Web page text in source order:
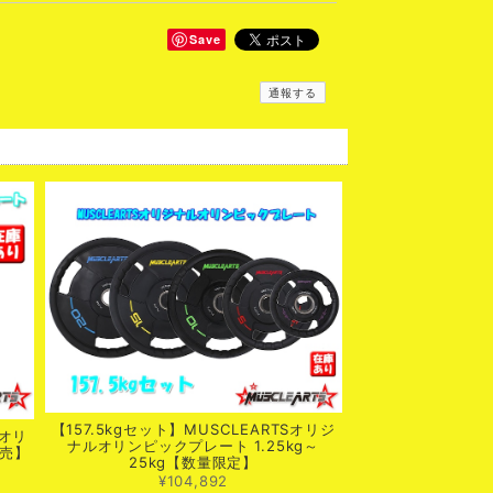
Save
通報する
リ
】
【157.5kgセット】MUSCLEARTSオリジ
ナルオリンピックプレート 1.25kg～
25kg【数量限定】
¥104,892